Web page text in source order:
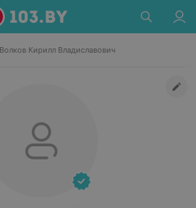
Волков Кирилл Владиславович